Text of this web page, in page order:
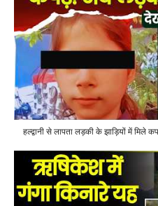
हल्द्वानी से लापता लड़की के झाड़ियों में